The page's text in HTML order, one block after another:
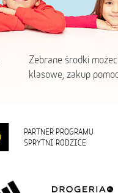
Zebrane środki
klasowe, zakup
PARTNER PROGRAMU
SPRYTNI RODZICE